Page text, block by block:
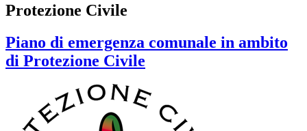
Protezione Civile
Piano di emergenza comunale in ambito
di Protezione Civile